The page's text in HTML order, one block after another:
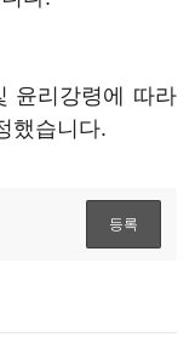
윤리강령에 따라
했습니다.